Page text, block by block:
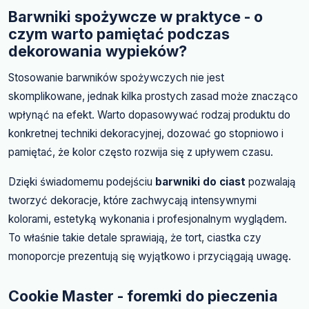
Barwniki spożywcze w praktyce - o
czym warto pamiętać podczas
dekorowania wypieków?
Stosowanie barwników spożywczych nie jest
skomplikowane, jednak kilka prostych zasad może znacząco
wpłynąć na efekt. Warto dopasowywać rodzaj produktu do
konkretnej techniki dekoracyjnej, dozować go stopniowo i
pamiętać, że kolor często rozwija się z upływem czasu.
Dzięki świadomemu podejściu barwniki do ciast pozwalają
tworzyć dekoracje, które zachwycają intensywnymi
kolorami, estetyką wykonania i profesjonalnym wyglądem.
To właśnie takie detale sprawiają, że tort, ciastka czy
monoporcje prezentują się wyjątkowo i przyciągają uwagę.
Cookie Master - foremki do pieczenia